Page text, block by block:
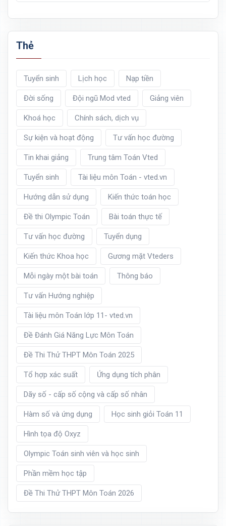
Thẻ
Tuyển sinh Lịch học Nạp tiền
Đời sống Đội ngũ Mod vted Giảng viên
Khoá học Chính sách, dịch vụ
Sự kiện và hoạt động Tư vấn học đường
Tin khai giảng Trung tâm Toán Vted
Tuyển sinh Tài liệu môn Toán - vted.vn
Hướng dẫn sử dụng Kiến thức toán học
Đề thi Olympic Toán Bài toán thực tế
Tư vấn học đường Tuyển dụng
Kiến thức Khoa học Gương mặt Vteders
Mỗi ngày một bài toán Thông báo
Tư vấn Hướng nghiệp
Tài liệu môn Toán lớp 11- vted.vn
Đề Đánh Giá Năng Lực Môn Toán
Đề Thi Thử THPT Môn Toán 2025
Tổ hợp xác suất Ứng dụng tích phân
Dãy số - cấp số cộng và cấp số nhân
Hàm số và ứng dụng Học sinh giỏi Toán 11
Hình tọa độ Oxyz
Olympic Toán sinh viên và học sinh
Phần mềm học tập
Đề Thi Thử THPT Môn Toán 2026